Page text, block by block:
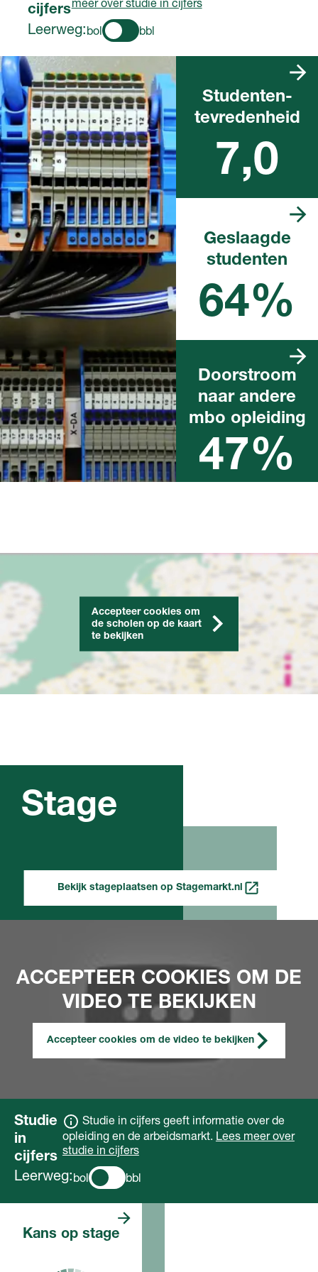
cijfersmeer over studie in cijfers
Leerweg: bol bbl
Studenten­
tevredenheid
7,0
Geslaagde
studenten
64%
afgelopen schooljaar
Doorstroom
naar andere
mbo opleiding
47%
Landelijk percentage na het
behalen van een mbo-
diploma in het afgelopen
schooljaar
Accepteer cookies om
de scholen op de kaart
te bekijken
Stage
Bekijk stageplaatsen op Stagemarkt.nl
ACCEPTEER COOKIES OM DE
VIDEO TE BEKIJKEN
Accepteer cookies om de video te bekijken
Studie
in
cijfers
Studie in cijfers geeft informatie over de
opleiding en de arbeidsmarkt. Lees meer over
studie in cijfers
Leerweg: bol bbl
Kans op stage
zoveel